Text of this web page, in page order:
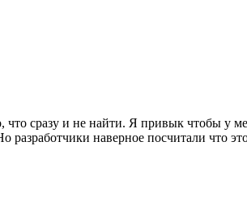
что сразу и не найти. Я привык чтобы у
разработчики наверное посчитали что